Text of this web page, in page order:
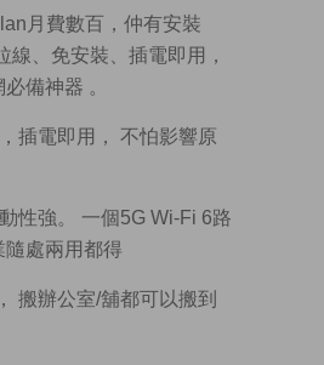
月費數百，仲有安裝
線、免安裝、插電即用，
備神器 。
插電即用， 不怕影響原
性強。 一個5G Wi-Fi 6路
隨處兩用都得
搬辦公室/舖都可以搬到